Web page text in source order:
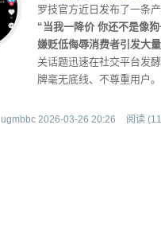
罗技官方近日发布了一条产
“当我一降价 你还不是像
嫌贬低侮辱消费者引发大量
关话题迅速在社交平台发
牌毫无底线、不尊重用户。
ugmbbc 2026-03-26 20:26 阅读